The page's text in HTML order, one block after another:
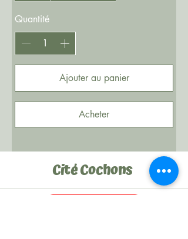
Quantité
Ajouter au panier
Acheter
Cité Cochons